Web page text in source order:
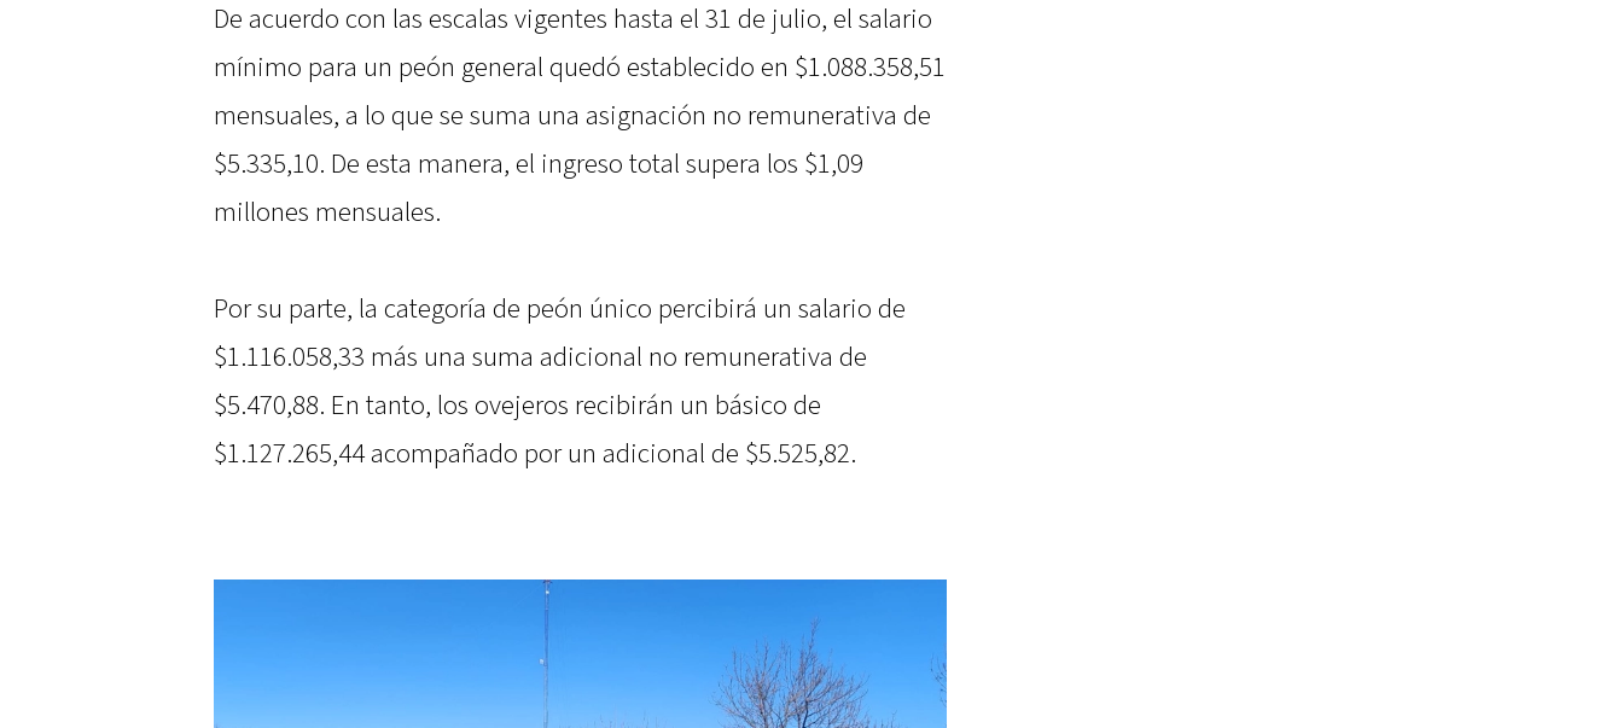
De acuerdo con las escalas vigentes hasta el 31 de julio, el salario
mínimo para un peón general quedó establecido en $1.088.358,51
mensuales, a lo que se suma una asignación no remunerativa de
$5.335,10. De esta manera, el ingreso total supera los $1,09
millones mensuales.
Por su parte, la categoría de peón único percibirá un salario de
$1.116.058,33 más una suma adicional no remunerativa de
$5.470,88. En tanto, los ovejeros recibirán un básico de
$1.127.265,44 acompañado por un adicional de $5.525,82.